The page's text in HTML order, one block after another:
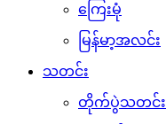
ကြေးမုံ
မြန်မာ့အလင်း
သတင်း
တိုက်ပွဲသတင်း